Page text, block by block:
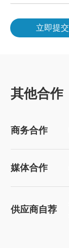
立即提交
其他合作
商务合作
媒体合作
供应商自荐